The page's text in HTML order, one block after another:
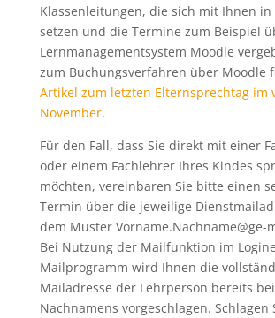
Klassenleitungen, die sich mit Ihnen
setzen und die Termine zum Beispiel
Lernmanagementsystem Moodle
zum Buchungsverfahren über Moodle
Artikel zum letzten Elternsprechtag im
November.
Für den Fall, dass Sie direkt mit einer
oder einem Fachlehrer Ihres Kindes
möchten, vereinbaren Sie bitte einen
Termin über die jeweilige
dem Muster Vorname.Nachname@ge-
Bei Nutzung der Mailfunktion im
Mailprogramm wird Ihnen die
Mailadresse der Lehrperson bereits
Nachnamens vorgeschlagen. Schlagen